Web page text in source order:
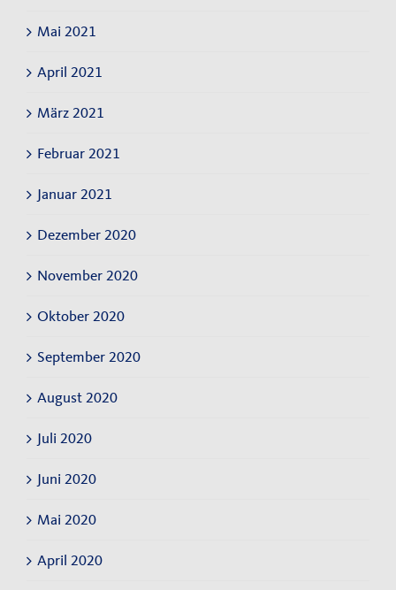
Mai 2021
April 2021
März 2021
Februar 2021
Januar 2021
Dezember 2020
November 2020
Oktober 2020
September 2020
August 2020
Juli 2020
Juni 2020
Mai 2020
April 2020